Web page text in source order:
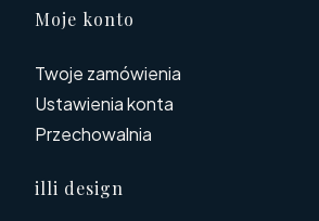
Moje konto
Twoje zamówienia
Ustawienia konta
Przechowalnia
illi design